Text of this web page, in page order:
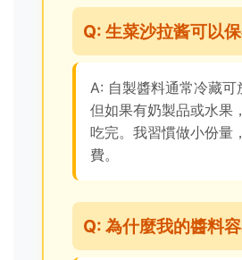
Q: 生菜沙拉酱可以
A: 自製醬料通常冷藏可
但如果有奶製品或水果
吃完。我習慣做小份量
費。
Q: 為什麼我的醬料